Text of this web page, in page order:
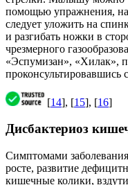
помощью упражнения,
следует уложить на
и разгибать ножки в
чрезмерного
«Эспумизан», «Хилак»,
проконсультировавшись
[14], [15], [16]
Дисбактериоз
Симптомами
росте, развитие
кишечные колики,